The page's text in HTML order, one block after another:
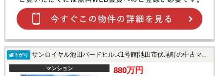
値下がり サンロイヤル池田バードヒルズ1号館|池田市伏尾町の中古マンション
マンション 880万円